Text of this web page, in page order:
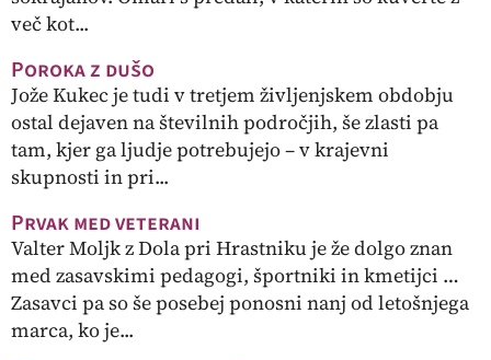
več kot...
Poroka z dušo
Jože Kukec je tudi v tretjem življenjskem obdobju
ostal dejaven na številnih področjih, še zlasti pa
tam, kjer ga ljudje potrebujejo – v krajevni
skupnosti in pri...
Prvak med veterani
Valter Moljk z Dola pri Hrastniku je že dolgo znan
med zasavskimi pedagogi, športniki in kmetijci …
Zasavci pa so še posebej ponosni nanj od letošnjega
marca, ko je...